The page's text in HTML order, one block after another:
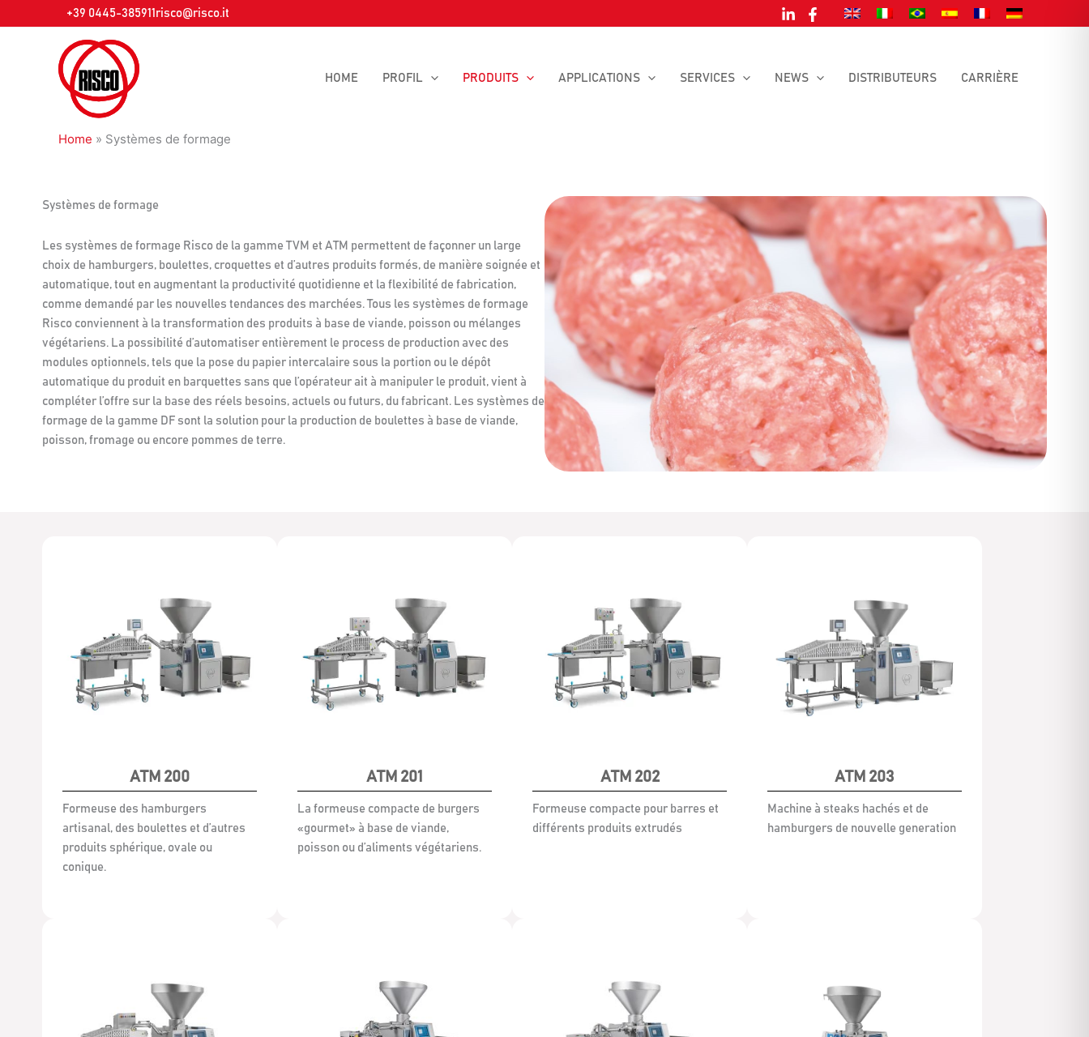
au
+39 0445-385911 risco@risco.it
HOME PROFIL PRODUITS APPLICATIONS SERVICES NEWS DISTRIBUTEURS CARRIÈRE
Home » Systèmes de formage
Systèmes de formage
Les systèmes de formage Risco de la gamme TVM et ATM permettent de façonner un large
choix de hamburgers, boulettes, croquettes et d’autres produits formés, de manière soignée et
automatique, tout en augmentant la productivité quotidienne et la flexibilité de fabrication,
comme demandé par les nouvelles tendances des marchées. Tous les systèmes de formage
Risco conviennent à la transformation des produits à base de viande, poisson ou mélanges
végétariens. La possibilité d’automatiser entièrement le process de production avec des
modules optionnels, tels que la pose du papier intercalaire sous la portion ou le dépôt
automatique du produit en barquettes sans que l’opérateur ait à manipuler le produit, vient à
compléter l’offre sur la base des réels besoins, actuels ou futurs, du fabricant. Les systèmes de
formage de la gamme DF sont la solution pour la production de boulettes à base de viande,
poisson, fromage ou encore pommes de terre.
ATM 200
Formeuse des hamburgers
artisanal, des boulettes et d’autres
produits sphérique, ovale ou
conique.
ATM 201
La formeuse compacte de burgers
«gourmet» à base de viande,
poisson ou d’aliments végétariens.
ATM 202
Formeuse compacte pour barres et
différents produits extrudés
ATM 203
Machine à steaks hachés et de
hamburgers de nouvelle generation